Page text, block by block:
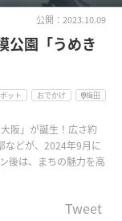
公開：2023.10.09
公園「うめき
ット おでかけ 梅田
阪」が誕生！広さ約
などが、2024年9月に
後は、まちの魅力を高
Tweet